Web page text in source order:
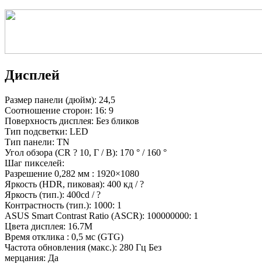
Дисплей
Размер панели (дюйм): 24,5
Соотношение сторон: 16: 9
Поверхность дисплея: Без бликов
Тип подсветки: LED
Тип панели: TN
Угол обзора (CR ? 10, Г / В): 170 ° / 160 °
Шаг пикселей:
Разрешение 0,282 мм : 1920×1080
Яркость (HDR, пиковая): 400 кд / ?
Яркость (тип.): 400cd / ?
Контрастность (тип.): 1000: 1
ASUS Smart Contrast Ratio (ASCR): 100000000: 1
Цвета дисплея: 16.7M
Время отклика : 0,5 мс (GTG)
Частота обновления (макс.): 280 Гц Без
мерцания: Да